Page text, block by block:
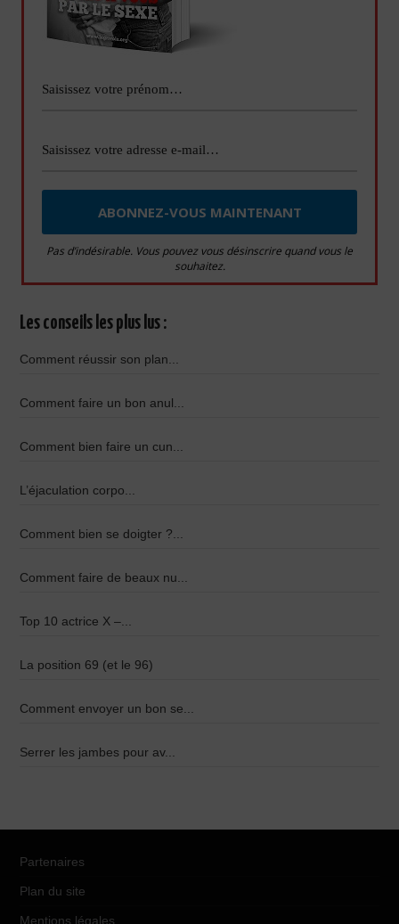
Pas d’indésirable. Vous pouvez vous désinscrire quand vous le
souhaitez.
Les conseils les plus lus :
Comment réussir son plan...
Comment faire un bon anul...
Comment bien faire un cun...
L’éjaculation corpo...
Comment bien se doigter ?...
Comment faire de beaux nu...
Top 10 actrice X –...
La position 69 (et le 96)
Comment envoyer un bon se...
Serrer les jambes pour av...
Partenaires
Plan du site
Mentions légales